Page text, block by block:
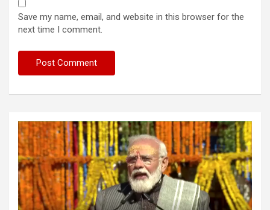
Save my name, email, and website in this browser for the
next time I comment.